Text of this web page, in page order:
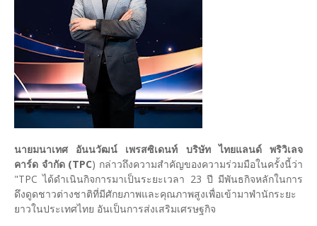
นายมนาเทศ อันนวัฒน์ เพรสซิเดนท์ บริษัท ไทยแลนด์ พริวิเลจ
คาร์ด จำกัด (TPC) กล่าวถึงความสำคัญของความร่วมมือในครั้งนี้ว่า
"TPC ได้ดำเนินกิจการมาเป็นระยะเวลา 23 ปี มีพันธกิจหลักในการ
ดึงดูดชาวต่างชาติที่มีศักยภาพและคุณภาพสูงเพื่อเข้ามาพำนักระยะ
ยาวในประเทศไทย อันเป็นการส่งเสริมเศรษฐกิจ